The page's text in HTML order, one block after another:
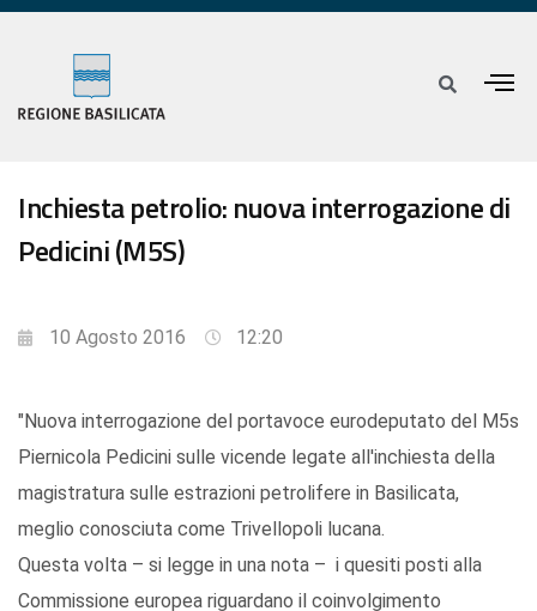
Inchiesta petrolio: nuova interrogazione di
Pedicini (M5S)
10 Agosto 2016 12:20
"Nuova interrogazione del portavoce eurodeputato del M5s
Piernicola Pedicini sulle vicende legate all'inchiesta della
magistratura sulle estrazioni petrolifere in Basilicata,
meglio conosciuta come Trivellopoli lucana.
Questa volta – si legge in una nota – i quesiti posti alla
Commissione europea riguardano il coinvolgimento